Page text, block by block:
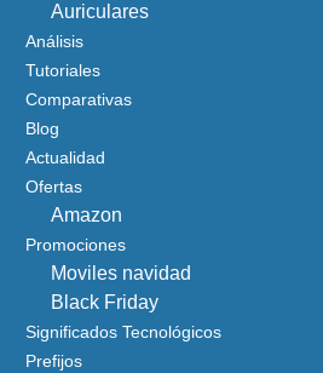
Auriculares
Análisis
Tutoriales
Comparativas
Blog
Actualidad
Ofertas
Amazon
Promociones
Moviles navidad
Black Friday
Significados Tecnológicos
Prefijos